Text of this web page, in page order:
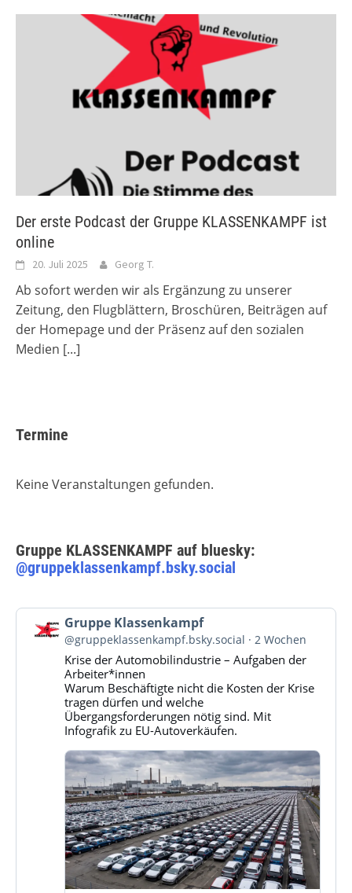
Der erste Podcast der Gruppe KLASSENKAMPF ist
online
20. Juli 2025 Georg T.
Ab sofort werden wir als Ergänzung zu unserer
Zeitung, den Flugblättern, Broschüren, Beiträgen auf
der Homepage und der Präsenz auf den sozialen
Medien [...]
Termine
Keine Veranstaltungen gefunden.
Gruppe KLASSENKAMPF auf bluesky:
@gruppeklassenkampf.bsky.social
Beitrag
von
Gruppe
Klassenkampf
Bluesky
ansehen
Gruppe Klassenkampf
@gruppeklassenkampf.bsky.social 2 Wochen
Krise der Automobilindustrie – Aufgaben der
Arbeiter*innen
Warum Beschäftigte nicht die Kosten der Krise
tragen dürfen und welche
Übergangsforderungen nötig sind. Mit
Infografik zu EU-Autoverkäufen.